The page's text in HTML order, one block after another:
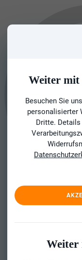
Weiter
Besuchen Sie
personalisierter
Dritte.
Weiter